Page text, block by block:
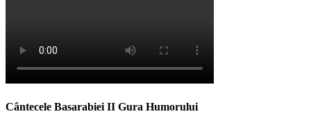
Cântecele Basarabiei II Gura Humorului